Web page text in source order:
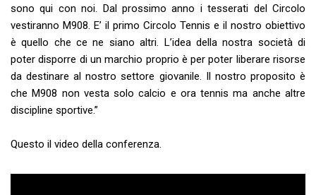
sono qui con noi. Dal prossimo anno i tesserati del Circolo
vestiranno M908. E’ il primo Circolo Tennis e il nostro obiettivo
è quello che ce ne siano altri. L’idea della nostra società di
poter disporre di un marchio proprio è per poter liberare risorse
da destinare al nostro settore giovanile. Il nostro proposito è
che M908 non vesta solo calcio e ora tennis ma anche altre
discipline sportive.”
Questo il video della conferenza.